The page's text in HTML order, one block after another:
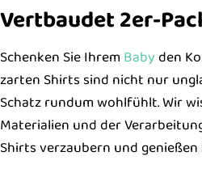
Vertbaudet 2er-
Schenken Sie Ihrem Babyden
zarten Shirts sind nicht nur
Schatz rundum wohlfühlt. Wir
Materialien und der
Shirts verzaubern und genießen